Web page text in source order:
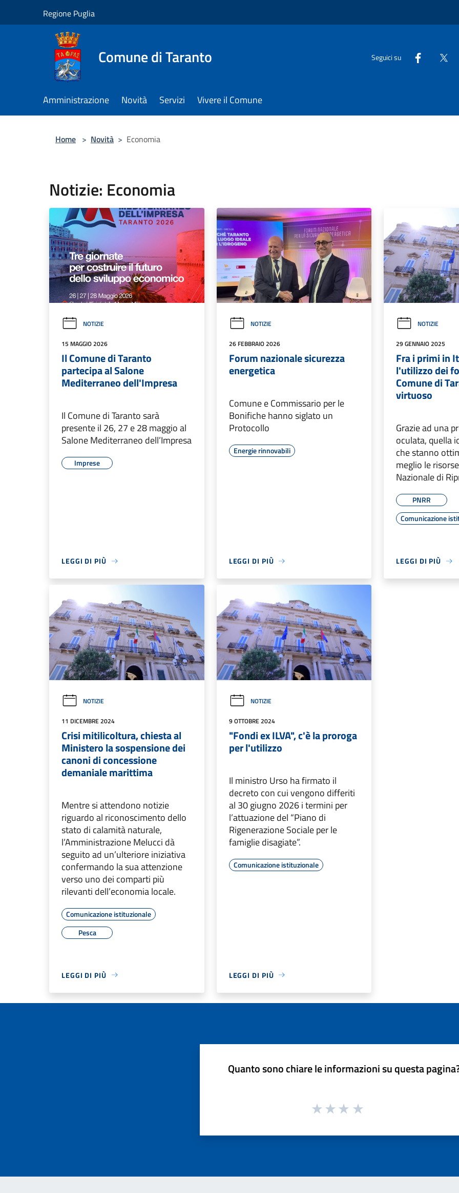
Regione Puglia
Comune di Taranto Seguici su
Amministrazione Novità Servizi Vivere il Comune
Home > Novità > Economia
Notizie: Economia
NOTIZIE
15 MAGGIO 2026
Il Comune di Taranto
partecipa al Salone
Mediterraneo dell'Impresa
Il Comune di Taranto sarà
presente il 26, 27 e 28 maggio al
Salone Mediterraneo dell’Impresa
Imprese
LEGGI DI PIÙ
NOTIZIE
26 FEBBRAIO 2026
Forum nazionale sicurezza
energetica
Comune e Commissario per le
Bonifiche hanno siglato un
Protocollo
Energie rinnovabili
LEGGI DI PIÙ
NOTIZIE
29 GENNAIO 2025
Fra i primi in
l'utilizzo dei
Comune di
virtuoso
Grazie ad una
oculata, quella
che stanno
meglio le
Nazionale di
PNRR
Comunicazione
LEGGI DI PIÙ
NOTIZIE
11 DICEMBRE 2024
Crisi mitilicoltura, chiesta al
Ministero la sospensione dei
canoni di concessione
demaniale marittima
Mentre si attendono notizie
riguardo al riconoscimento dello
stato di calamità naturale,
l’Amministrazione Melucci dà
seguito ad un’ulteriore iniziativa
confermando la sua attenzione
verso uno dei comparti più
rilevanti dell’economia locale.
Comunicazione istituzionale
Pesca
LEGGI DI PIÙ
NOTIZIE
9 OTTOBRE 2024
"Fondi ex ILVA", c'è la proroga
per l'utilizzo
Il ministro Urso ha firmato il
decreto con cui vengono differiti
al 30 giugno 2026 i termini per
l’attuazione del “Piano di
Rigenerazione Sociale per le
famiglie disagiate”.
Comunicazione istituzionale
LEGGI DI PIÙ
Quanto sono chiare le informazioni su questa